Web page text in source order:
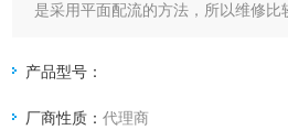
是采用平面配流的方法，所以维修比
产品型号：
厂商性质：代理商